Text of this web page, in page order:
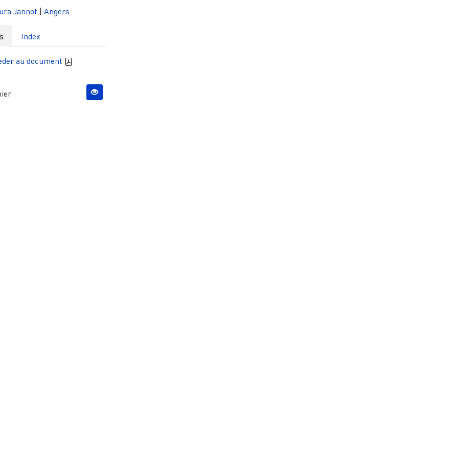
Jannot | Angers
Index
au document